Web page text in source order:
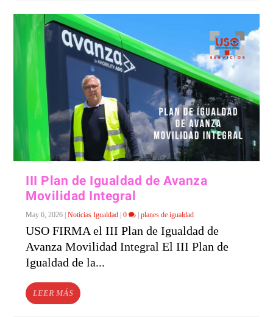
III Plan de Igualdad de Avanza
Movilidad Integral
May 6, 2026 |Noticias Igualdad |0 |planes de igualdad
USO FIRMA el III Plan de Igualdad de
Avanza Movilidad Integral El III Plan de
Igualdad de la...
LEER MÁS